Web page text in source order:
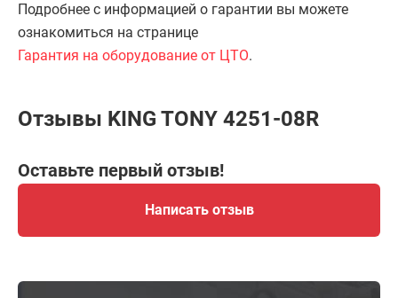
Подробнее с информацией о гарантии вы можете
ознакомиться на странице
Гарантия на оборудование от ЦТО.
Отзывы KING TONY 4251-08R
Оставьте первый отзыв!
Написать отзыв